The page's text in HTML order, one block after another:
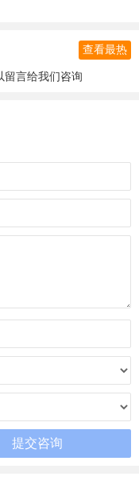
查看最热
留言给我们咨询